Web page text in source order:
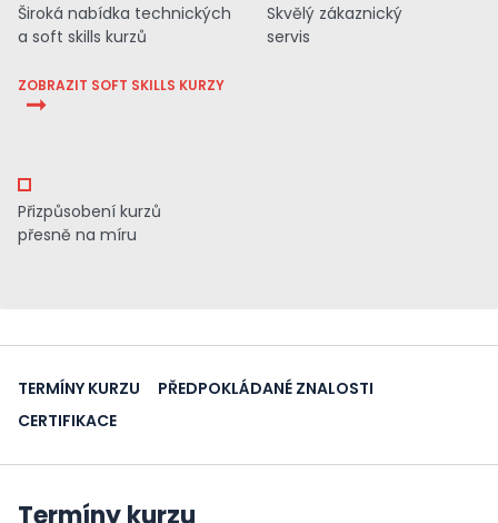
Široká nabídka technických
a soft skills kurzů
ZOBRAZIT SOFT SKILLS KURZY
Skvělý zákaznický
servis
Přizpůsobení kurzů
přesně na míru
TERMÍNY KURZU
PŘEDPOKLÁDANÉ ZNALOSTI
CERTIFIKACE
Termíny kurzu